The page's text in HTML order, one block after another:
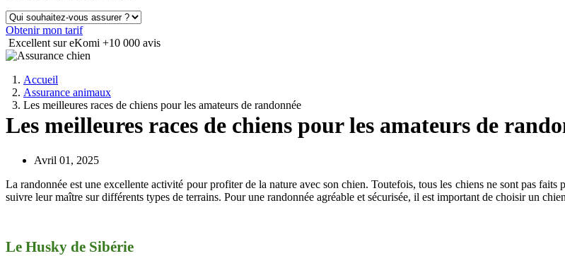
Obtenir mon tarif
Excellent sur eKomi +10 000 avis
Accueil
Assurance animaux
Les meilleures races de chiens pour les amateurs de randonnée
Les meilleures races de chiens pour les amateurs de
Avril 01, 2025
La randonnée est une excellente activité pour profiter de la nature avec son chien. Toutefois, tous les chiens ne sont pas faits
suivre leur maître sur différents types de terrains. Pour une randonnée agréable et sécurisée, il est important de choisir un
Le Husky de Sibérie